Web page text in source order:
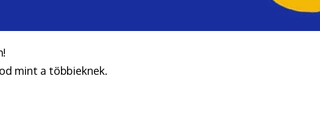
mint a többieknek.